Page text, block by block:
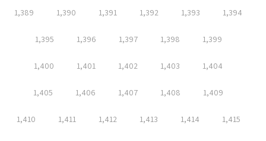
1,389 1,390 1,391 1,392 1,393 1,394
1,395 1,396 1,397 1,398 1,399
1,400 1,401 1,402 1,403 1,404
1,405 1,406 1,407 1,408 1,409
1,410 1,411 1,412 1,413 1,414 1,415